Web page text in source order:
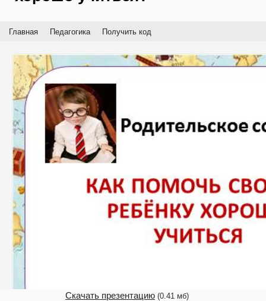
Главная Педагогика Получить код
Скачать презентацию (0.41 мб)